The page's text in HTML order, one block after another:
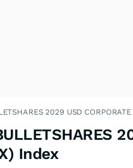
2029 USD
Index